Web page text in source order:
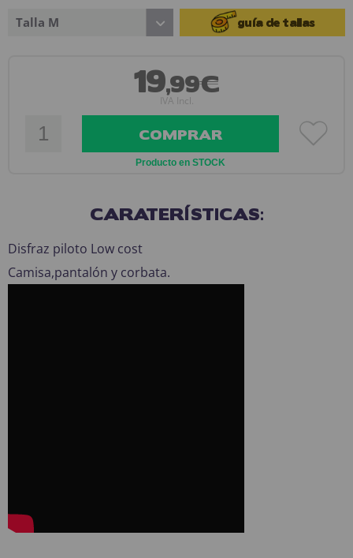
Talla M guía de tallas
19,99€
IVA Incl.
COMPRAR
Producto en STOCK
CARATERÍSTICAS:
Disfraz piloto Low cost
Camisa,pantalón y corbata.